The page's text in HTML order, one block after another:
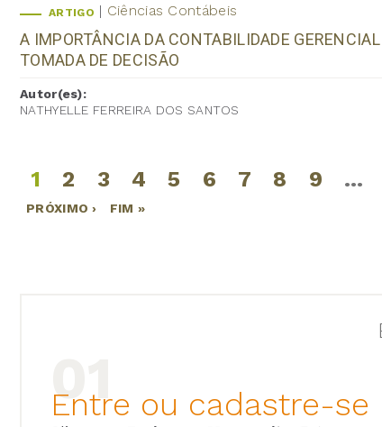
ARTIGO Ciências Contábeis
A IMPORTÂNCIA DA CONTABILIDADE
TOMADA DE DECISÃO
Autor(es):
NATHYELLE FERREIRA DOS SANTOS
Páginas
1 2 3 4 5 6 7 8 9 …
PRÓXIMO › FIM »
Entre ou cadastre-se